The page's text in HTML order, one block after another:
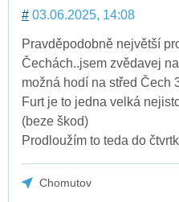
# 03.06.2025, 14:08
Pravděpodobně největší
Čechách..jsem zvědavej
možná hodí na střed Čech
Furt je to jedna velká
(beze škod)
Prodloužím to teda do
Chomutov